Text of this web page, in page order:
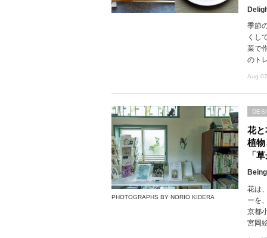
季節
くし
菜で
のト
Aug
PHOTOGRAPHS BY NORIO KIDERA
花
植
「
花は
ーを
京都
宮岡